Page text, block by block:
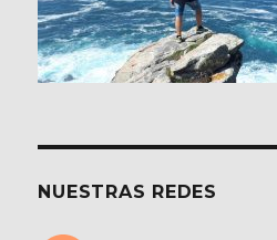
NUESTRAS REDES